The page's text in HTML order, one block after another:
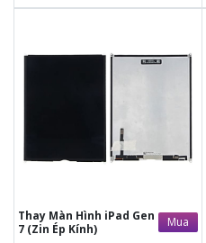
Thay Màn Hình iPad Gen
7 (Zin Ép Kính)
Mua
Cường lực, Ốp lưng khi mua BHV
Tặng Voucher Giảm giá mua máy
& sửa chữa trị giá 50.000đ